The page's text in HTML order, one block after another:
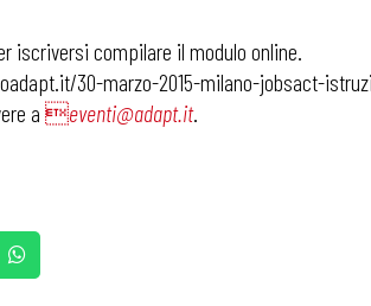
iscriversi compilare il modulo online.
30-marzo-2015-milano-jobsact-
a eventi@adapt.it.